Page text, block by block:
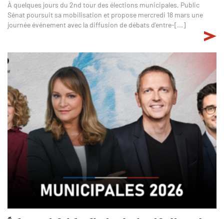
À quelques jours du 2nd tour des élections municipales, Public
Sénat poursuit sa mobilisation et propose mercredi 18 mars une
journée événement avec la diffusion de débats d'entre-[...]